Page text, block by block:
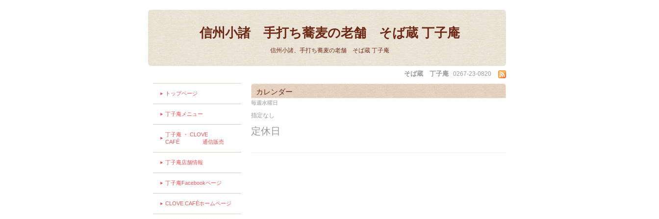
信州小諸 手打ち蕎麦の老舗 そば蔵 丁子庵
信州小諸、手打ち蕎麦の老舗 そば蔵 丁子庵
そば蔵 丁子庵 0267-23-0820
カレンダー
毎週水曜日
指定なし
定休日
トップページ
丁子庵メニュー
丁子庵 ・ CLOVE
CAFÉ 通信販売
丁子庵店舗情報
丁子庵Facebookページ
CLOVE CAFÉホームページ